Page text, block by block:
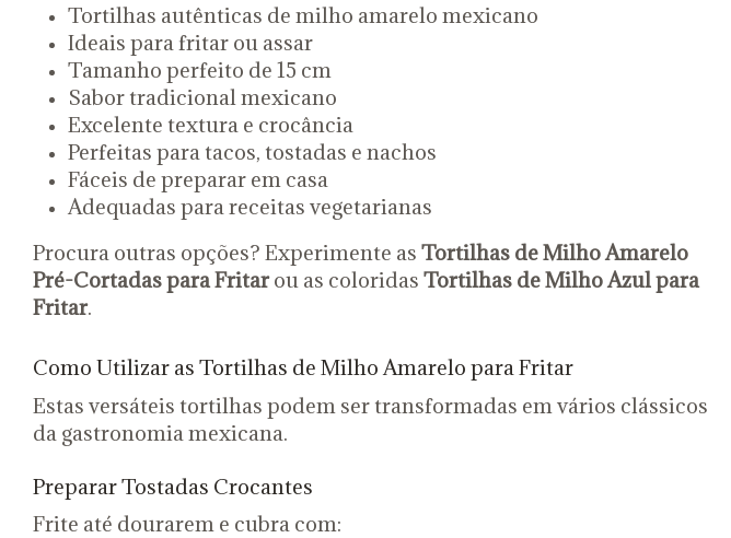
Tortilhas autênticas de milho amarelo mexicano
Ideais para fritar ou assar
Tamanho perfeito de 15 cm
Sabor tradicional mexicano
Excelente textura e crocância
Perfeitas para tacos, tostadas e nachos
Fáceis de preparar em casa
Adequadas para receitas vegetarianas
Procura outras opções? Experimente as Tortilhas de Milho Amarelo
Pré-Cortadas para Fritarou as coloridas Tortilhas de Milho Azul para
Fritar.
Como Utilizar as Tortilhas de Milho Amarelo para Fritar
Estas versáteis tortilhas podem ser transformadas em vários clássicos
da gastronomia mexicana.
Preparar Tostadas Crocantes
Frite até dourarem e cubra com: